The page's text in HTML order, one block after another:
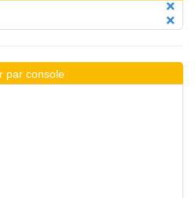
par console